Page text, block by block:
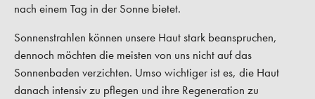
nach einem Tag in der Sonne bietet.
Sonnenstrahlen können unsere Haut stark beanspruchen,
dennoch möchten die meisten von uns nicht auf das
Sonnenbaden verzichten. Umso wichtiger ist es, die Haut
danach intensiv zu pflegen und ihre Regeneration zu